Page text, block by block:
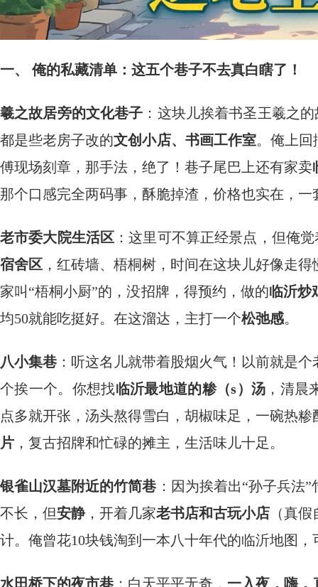
一、 俺的私藏清单：这五个巷子不去真白瞎了！
羲之故居旁的文化巷子 ：这块儿挨着书圣王羲之
都是些老房子改的文创小店、书画工作室。俺上回
傅现场刻章，那手法，绝了！巷子尾巴上还有家卖
那个口感完全两码事，酥脆掉渣，价格也实在，一
老市委大院生活区 ：这里可不算正经景点，但俺
宿舍区 ，红砖墙、梧桐树，时间在这块儿好像走
家叫“梧桐小厨”的，没招牌，得预约，做的临沂炒
均50就能吃挺好。在这溜达，主打一个松弛感。
八小集巷 ：听这名儿就带着股烟火气！以前就是
个挨一个。你想找临沂最地道的糁（s）汤 ，清晨
点多就开张，汤头熬得雪白，胡椒味足，一碗热糁
片 ，复古招牌和忙碌的摊主，生活味儿十足。
银雀山汉墓附近的竹简巷 ：因为挨着出“孙子兵法
不长，但安静，开着几家老书店和古玩小店 （真
计。俺曾花10块钱淘到一本八十年代的临沂地图，
水田桥下的夜市巷 ：白天平平无奇， 一入夜，嗨，